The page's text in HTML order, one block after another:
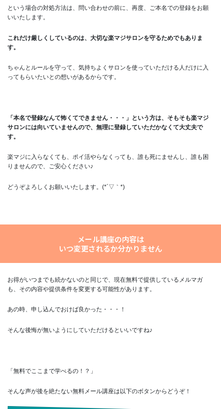
という場合の対処方法は、問い合わせの前に、再度、ご本名での登録をお願
いいたします。
これだけ厳しくしているのは、大切な楽マジサロンを守るためでもありま
す。
ちゃんとルールを守って、気持ちよくサロンを使っていただける人だけに入
ってもらいたいとの想いがあるからです。
「本名で登録なんて怖くてできません・・・」という方は、そもそも楽マジ
サロンには向いていませんので、無理に登録していただかなくて大丈夫で
す。
楽マジに入らなくても、ポイ活やらなくっても、誰も死にませんし、誰も困
りませんので、ご安心ください♪
どうぞよろしくお願いいたします。(*´▽｀*)
メール講座の内容は
いつ変更されるか分かりません
お得がいつまでも続かないのと同じで、現在無料で提供しているメルマガ
も、その内容や提供条件を変更する可能性があります。
あの時、申し込んでおけば良かった・・・！
そんな後悔が無いようにしていただけるといいですね♪
「無料でここまで学べるの！？」
そんな声が後を絶たない無料メール講座は以下のボタンからどうぞ！